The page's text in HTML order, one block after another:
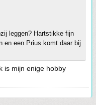
leggen? Hartstikke fijn
en een Prius komt daar bij
is mijn enige hobby